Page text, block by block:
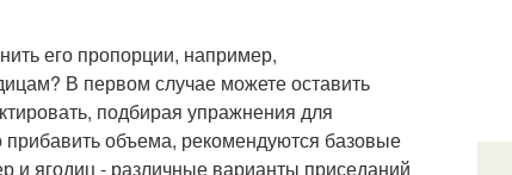
его пропорции, например,
В первом случае можете оставить
подбирая упражнения для
объема, рекомендуются базовые
ягодиц - различные варианты приседаний